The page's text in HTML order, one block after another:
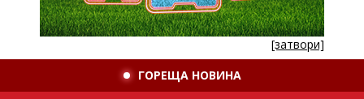
[затвори]
ГОРЕЩА НОВИНА